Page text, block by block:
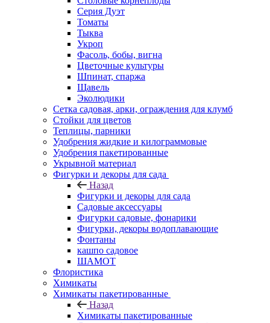
Серия Дуэт
Томаты
Тыква
Укроп
Фасоль, бобы, вигна
Цветочные культуры
Шпинат, спаржа
Щавель
Эколюдики
Сетка садовая, арки, ограждения для клумб
Стойки для цветов
Теплицы, парники
Удобрения жидкие и килограммовые
Удобрения пакетированные
Укрывной материал
Фигурки и декоры для сада
Назад
Фигурки и декоры для сада
Садовые аксессуары
Фигурки садовые, фонарики
Фигурки, декоры водоплавающие
Фонтаны
кашпо садовое
ШАМОТ
Флористика
Химикаты
Химикаты пакетированные
Назад
Химикаты пакетированные